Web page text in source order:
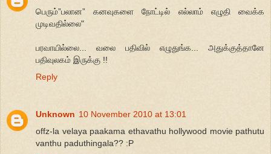
பெரும்”பலான” கனவுகளை நோட்டில் எல்லாம் எழுதி வைக்க
முடிவதில்லை"
பரவாயில்லை... வலை பதிவில் எழுதுங்க... அதுக்குத்தானே
பதிவுலகம் இருக்கு !!
Reply
Unknown 10 November 2010 at 13:01
offz-la velaya paakama ethavathu hollywood movie pathutu
vanthu paduthingala?? :P